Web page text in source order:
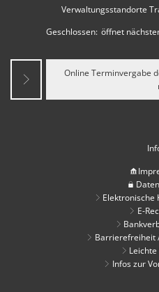
Verwaltungsstandorte
Klicken, um weitere
Geschlossen: öffnet
Online Terminvergabe
Elektronische
E-
Barrierefreiheit
Infos zur